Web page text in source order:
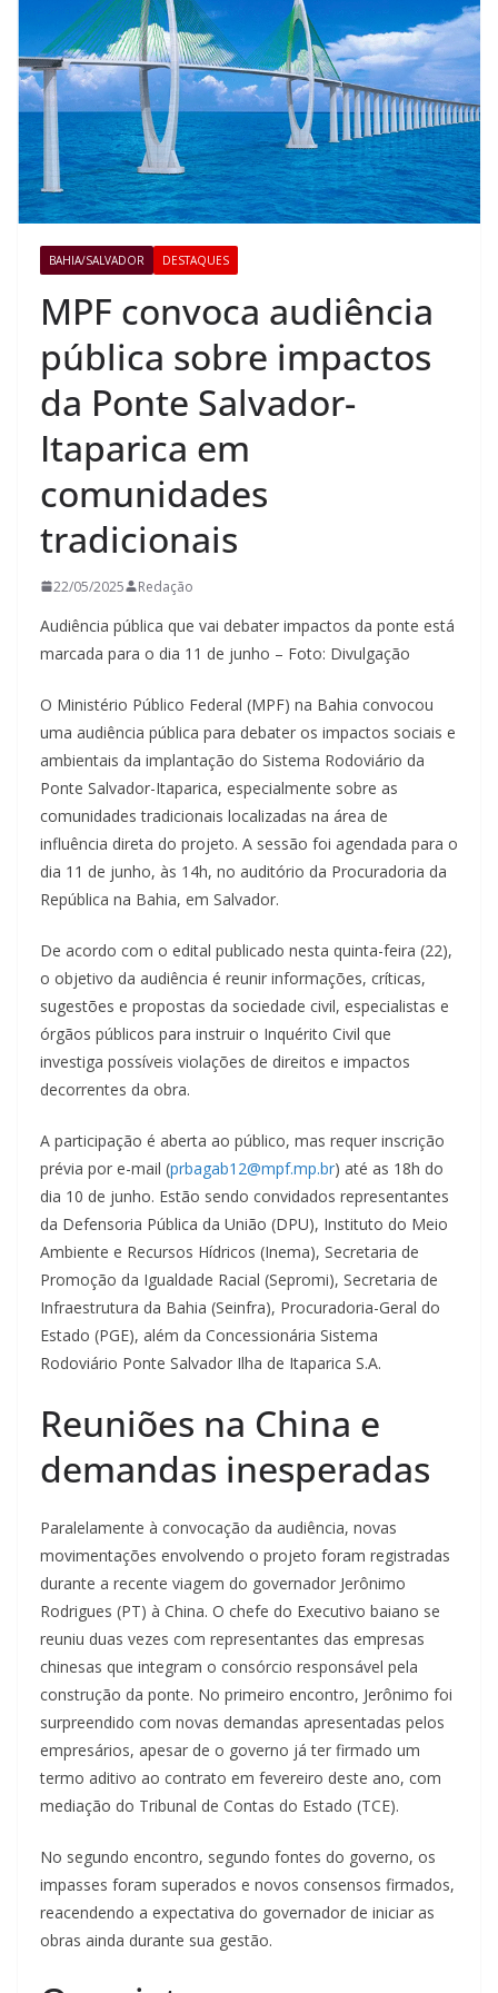
BAHIA/SALVADOR DESTAQUES
MPF convoca audiência
pública sobre impactos
da Ponte Salvador-
Itaparica em
comunidades
tradicionais
22/05/2025 Redação
Audiência pública que vai debater impactos da ponte está
marcada para o dia 11 de junho – Foto: Divulgação
O Ministério Público Federal (MPF) na Bahia convocou
uma audiência pública para debater os impactos sociais e
ambientais da implantação do Sistema Rodoviário da
Ponte Salvador-Itaparica, especialmente sobre as
comunidades tradicionais localizadas na área de
influência direta do projeto. A sessão foi agendada para o
dia 11 de junho, às 14h, no auditório da Procuradoria da
República na Bahia, em Salvador.
De acordo com o edital publicado nesta quinta-feira (22),
o objetivo da audiência é reunir informações, críticas,
sugestões e propostas da sociedade civil, especialistas e
órgãos públicos para instruir o Inquérito Civil que
investiga possíveis violações de direitos e impactos
decorrentes da obra.
A participação é aberta ao público, mas requer inscrição
prévia por e-mail (prbagab12@mpf.mp.br) até as 18h do
dia 10 de junho. Estão sendo convidados representantes
da Defensoria Pública da União (DPU), Instituto do Meio
Ambiente e Recursos Hídricos (Inema), Secretaria de
Promoção da Igualdade Racial (Sepromi), Secretaria de
Infraestrutura da Bahia (Seinfra), Procuradoria-Geral do
Estado (PGE), além da Concessionária Sistema
Rodoviário Ponte Salvador Ilha de Itaparica S.A.
Reuniões na China e
demandas inesperadas
Paralelamente à convocação da audiência, novas
movimentações envolvendo o projeto foram registradas
durante a recente viagem do governador Jerônimo
Rodrigues (PT) à China. O chefe do Executivo baiano se
reuniu duas vezes com representantes das empresas
chinesas que integram o consórcio responsável pela
construção da ponte. No primeiro encontro, Jerônimo foi
surpreendido com novas demandas apresentadas pelos
empresários, apesar de o governo já ter firmado um
termo aditivo ao contrato em fevereiro deste ano, com
mediação do Tribunal de Contas do Estado (TCE).
No segundo encontro, segundo fontes do governo, os
impasses foram superados e novos consensos firmados,
reacendendo a expectativa do governador de iniciar as
obras ainda durante sua gestão.